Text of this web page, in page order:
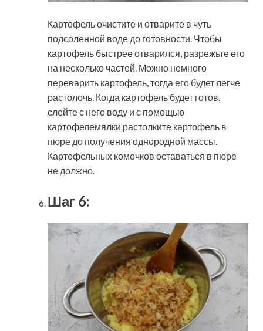
Картофель очистите и отварите в чуть
подсоленной воде до готовности. Чтобы
картофель быстрее отварился, разрежьте его
на несколько частей. Можно немного
переварить картофель, тогда его будет легче
растолочь. Когда картофель будет готов,
слейте с него воду и с помощью
картофелемялки растолките картофель в
пюре до получения однородной массы.
Картофельных комочков оставаться в пюре
не должно.
Шаг 6: